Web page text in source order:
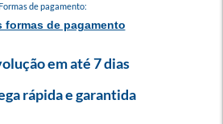
Formas de pagamento:
formas de pagamento
em até 7 dias
rápida e garantida